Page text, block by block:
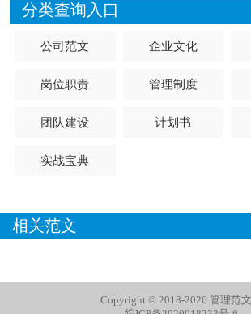
分类查询入口
公司范文 企业文化
岗位职责 管理制度
团队建设 计划书
实战宝典
相关范文
Copyright © 2018-2026 管理范